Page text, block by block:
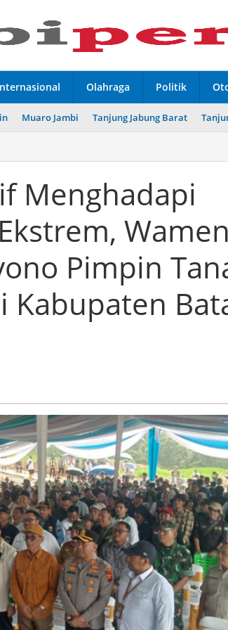
Olahraga Politik
Muaro Jambi Tanjung Jabung Barat
Menghadapi
Wamen
Pimpin
Kabupaten